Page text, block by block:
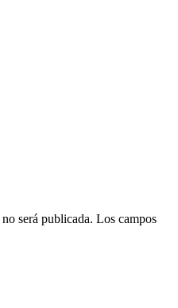
será publicada. Los campos